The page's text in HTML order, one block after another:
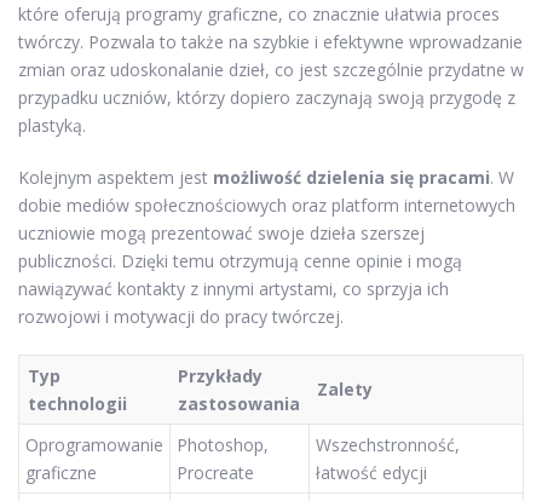
które oferują programy graficzne, co znacznie ułatwia proces
twórczy. Pozwala to także na szybkie i efektywne wprowadzanie
zmian oraz udoskonalanie dzieł, co jest szczególnie przydatne w
przypadku uczniów, którzy dopiero zaczynają swoją przygodę z
plastyką.
Kolejnym aspektem jest możliwość dzielenia się pracami. W
dobie mediów społecznościowych oraz platform internetowych
uczniowie mogą prezentować swoje dzieła szerszej
publiczności. Dzięki temu otrzymują cenne opinie i mogą
nawiązywać kontakty z innymi artystami, co sprzyja ich
rozwojowi i motywacji do pracy twórczej.
Typ
technologii
Przykłady
zastosowania
Zalety
Oprogramowanie
graficzne
Photoshop,
Procreate
Wszechstronność,
łatwość edycji